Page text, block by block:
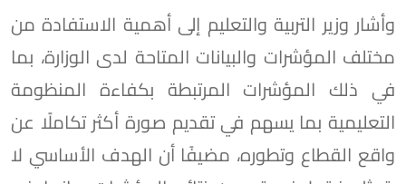
وأشار وزير التربية والتعليم إلى أهمية الاستفادة من
مختلف المؤشرات والبيانات المتاحة لدى الوزارة، بما
في ذلك المؤشرات المرتبطة بكفاءة المنظومة
التعليمية بما يسهم في تقديم صورة أكثر تكاملًا عن
واقع القطاع وتطوره، مضيفًا أن الهدف الأساسي لا